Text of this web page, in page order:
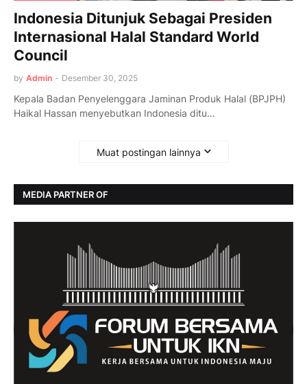
Indonesia Ditunjuk Sebagai Presiden
Internasional Halal Standard World
Council
by Admin - Desember 30, 2025
Kepala Badan Penyelenggara Jaminan Produk Halal (BPJPH)
Haikal Hassan menyebutkan Indonesia ditu…
Muat postingan lainnya
MEDIA PARTNER OF